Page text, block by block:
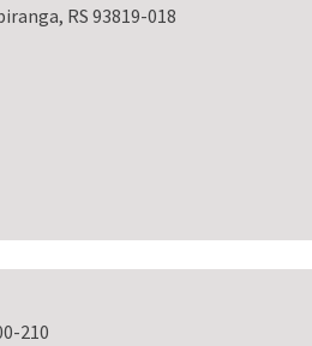
RS 93819-018
210